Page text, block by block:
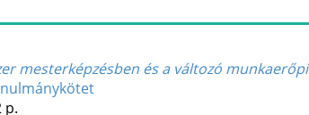
mesterképzésben és a változó
p.